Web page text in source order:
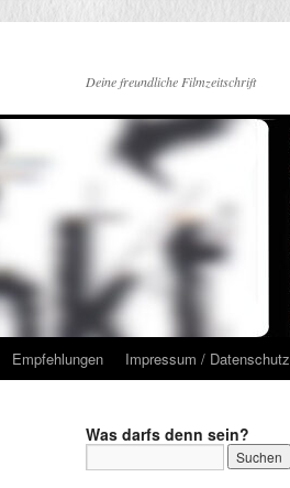
Deine freundliche Filmzeitschrift
Empfehlungen Impressum / Datenschutz
Was darfs denn sein?